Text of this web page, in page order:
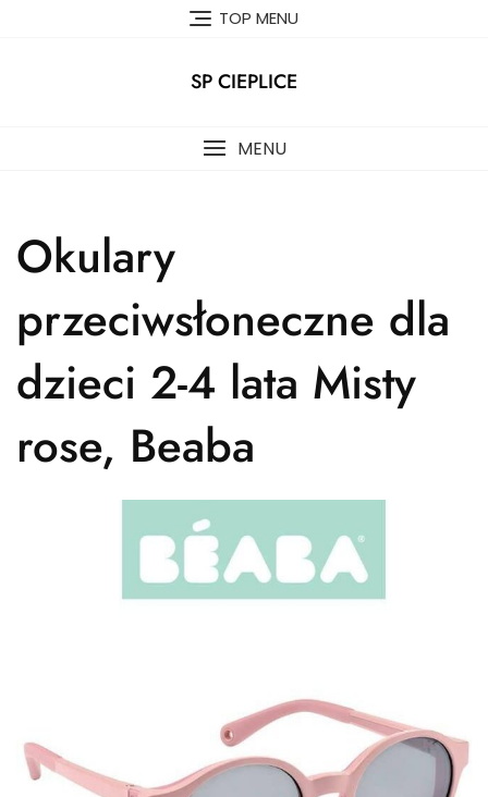
TOP MENU
SP CIEPLICE
MENU
Okulary
przeciwsłoneczne dla
dzieci 2-4 lata Misty
rose, Beaba